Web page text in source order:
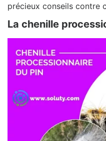
précieux conseils contre
La chenille